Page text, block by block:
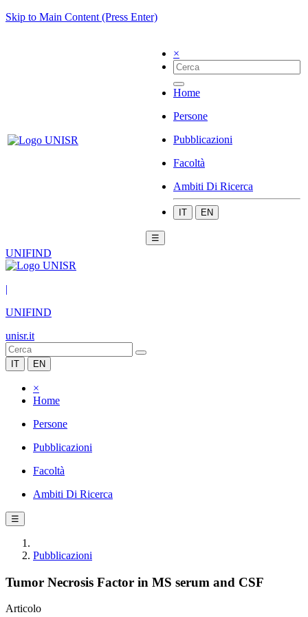
Skip to Main Content (Press Enter)
×
Home
Persone
Pubblicazioni
Facoltà
Ambiti Di Ricerca
IT EN
☰
UNIFIND
|
UNIFIND
unisr.it
IT EN
×
Home
Persone
Pubblicazioni
Facoltà
Ambiti Di Ricerca
☰
Pubblicazioni
Tumor Necrosis Factor in MS serum and CSF
Articolo